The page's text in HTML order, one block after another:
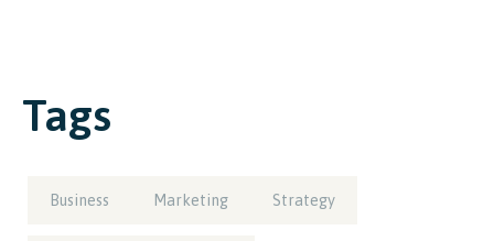
Tags
Business Marketing Strategy